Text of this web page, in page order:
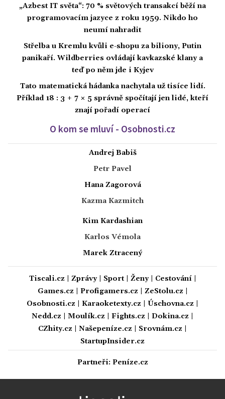
„Azbest IT světa“: 70 % světových transakcí běží na
programovacím jazyce z roku 1959. Nikdo ho
neumí nahradit
Střelba u Kremlu kvůli e-shopu za biliony, Putin
panikaří. Wildberries ovládají kavkazské klany a
teď po něm jde i Kyjev
Tato matematická hádanka nachytala už tisíce lidí.
Příklad 18 : 3 + 7 × 5 správně spočítají jen lidé, kteří
znají pořadí operací
O kom se mluví - Osobnosti.cz
Andrej Babiš
Petr Pavel
Hana Zagorová
Kazma Kazmitch
Kim Kardashian
Karlos Vémola
Marek Ztracený
Tiscali.cz Zprávy| Sport| Ženy| Cestování|
Games.cz
Profigamers.cz ZeStolu.cz
Osobnosti.cz
Karaoketexty.cz Úschovna.cz
Nedd.cz
Moulík.cz Fights.cz Dokina.cz
CZhity.cz
Našepeníze.cz Srovnám.cz
StartupInsider.cz
Partneři: Peníze.cz